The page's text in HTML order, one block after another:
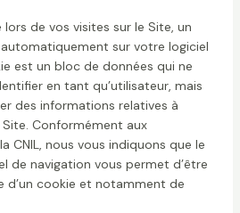
de vos visites sur le Site, un
sur votre logiciel
est un bloc de données qui ne
en tant qu’utilisateur, mais
des informations relatives à
Conformément aux
CNIL, nous vous indiquons que le
de navigation vous permet d’être
d’un cookie et notamment de